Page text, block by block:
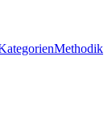
Methodik